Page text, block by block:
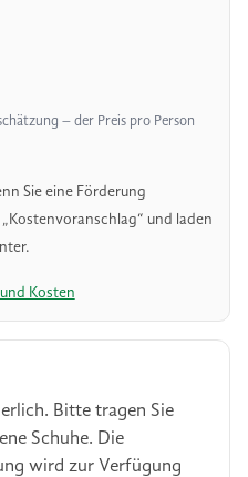
– der Preis pro Person
Sie eine Förderung
und laden
Kosten
Bitte tragen Sie
Schuhe. Die
wird zur Verfügung